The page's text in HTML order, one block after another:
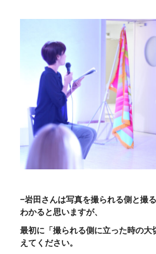
−岩田さんは写真を撮られる側と撮
わかると思いますが、
最初に「撮られる側に立った時の大
えてください。